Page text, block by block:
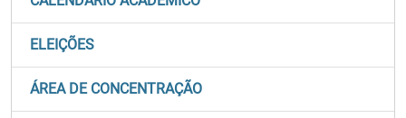
ELEIÇÕES
ÁREA DE CONCENTRAÇÃO